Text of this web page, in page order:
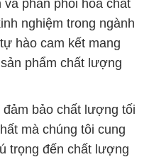
bảo chất lượng tối
mà chúng tôi cung
trọng đến chất lượng
tâm đặc biệt đến vấn
phẩm và sự chú
yếu tố quan trọng
triển.